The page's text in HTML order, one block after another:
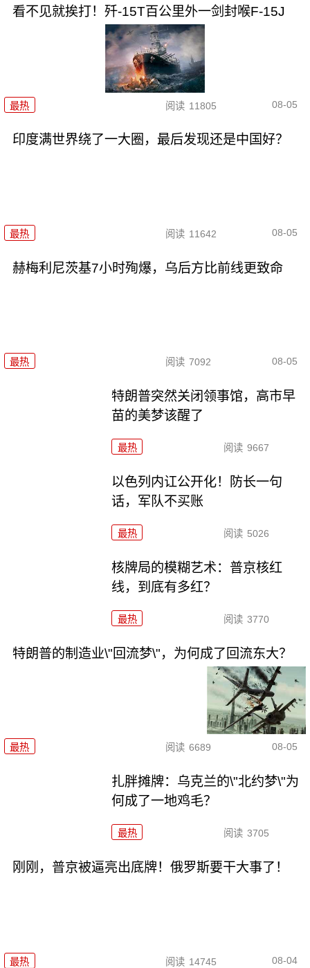
看不见就挨打！歼-15T百公里外一剑封喉F-15J
最热 阅读 11805 08-05
印度满世界绕了一大圈，最后发现还是中国好？
最热 阅读 11642 08-05
赫梅利尼茨基7小时殉爆，乌后方比前线更致命
最热 阅读 7092 08-05
特朗普突然关闭领事馆，高市早
苗的美梦该醒了
最热 阅读 9667
以色列内讧公开化！防长一句
话，军队不买账
最热 阅读 5026
核牌局的模糊艺术：普京核红
线，到底有多红？
最热 阅读 3770
特朗普的制造业\"回流梦\"，为何成了回流东大？
最热 阅读 6689 08-05
扎胖摊牌：乌克兰的\"北约梦\"为
何成了一地鸡毛？
最热 阅读 3705
刚刚，普京被逼亮出底牌！俄罗斯要干大事了！
最热 阅读 14745 08-04